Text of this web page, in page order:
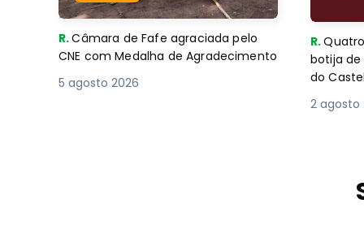
R.Câmara de Fafe agraciada pelo
CNE com Medalha de Agradecimento
5 agosto 2026
R.
botija
do
2 agosto